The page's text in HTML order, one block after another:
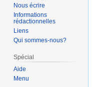
Nous écrire
Informations
rédactionnelles
Liens
Qui sommes-nous?
Spécial
Aide
Menu